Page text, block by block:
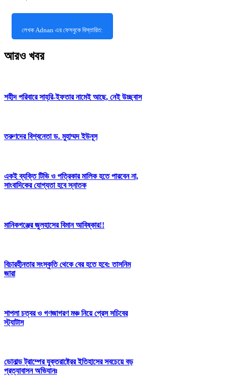
লেখক Adnan এর ফেসবুকে বিস্তারিত:
আরও খবর
শহীদ পরিবারে সাহ্‌রি-ইফতার নামেই আছে, নেই উচ্ছ্বাস
তরুণদের বিশ্বনেতা ড. মুহাম্মদ ইউনূস
একই ব্যক্তি টিভি ও পত্রিকার মালিক হতে পারবেন না,
সাংবাদিকের যোগ্যতা হবে স্নাতক
মানিকগঞ্জের জুলহাসের বিমান আবিষ্কার!!
বিচারহীনতার সংস্কৃতি থেকে বের হতে হবে: তাসনিম
জারা
শাপলা চত্বর ও গণজাগরণ মঞ্চ নিয়ে প্রেস সচিবের
স্ট্যাটাস
ডোনাল্ড ট্রাম্পের যুক্তরাষ্ট্রের ইতিহাসের সবচেয়ে বড়
প্রত্যাবাসন অভিযানঃ